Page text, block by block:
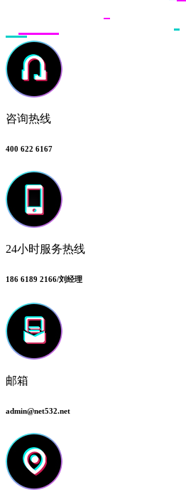
咨询热线
400 622 6167
24小时服务热线
186 6189 2166/刘经理
邮箱
admin@net532.net